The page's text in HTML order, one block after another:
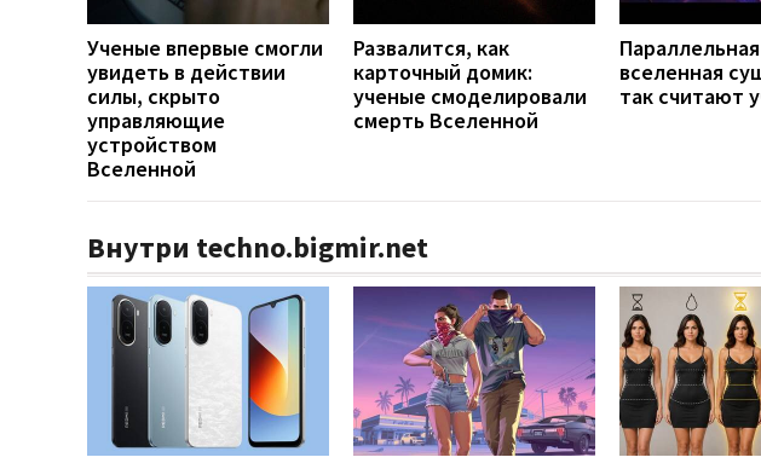
Ученые впервые смогли
увидеть в действии
силы, скрыто
управляющие
устройством
Вселенной
Развалится, как
карточный домик:
ученые смоделировали
смерть Вселенной
Параллельная
вселенная
так считают
Внутри techno.bigmir.net